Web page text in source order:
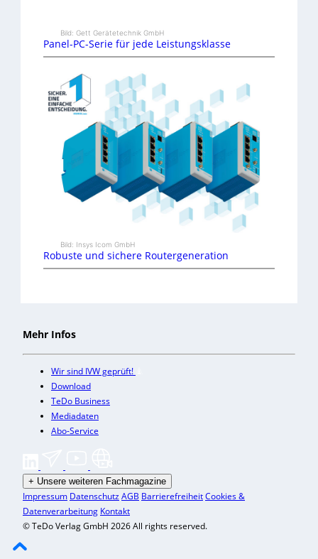
Bild: Gett Gerätetechnik GmbH
Panel-PC-Serie für jede Leistungsklasse
Bild: Insys Icom GmbH
Robuste und sichere Routergeneration
Mehr Infos
Wir sind IVW geprüft!
Download
TeDo Business
Mediadaten
Abo-Service
+ Unsere weiteren Fachmagazine
Impressum DatenschutzAGB BarrierefreiheitCookies &
Datenverarbeitung Kontakt
© TeDo Verlag GmbH 2026 All rights reserved.